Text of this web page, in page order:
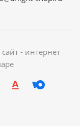
- интернет